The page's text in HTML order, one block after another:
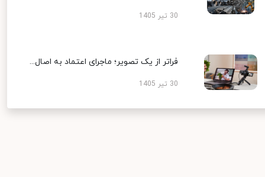
30 تیر 1405
فراتر از یک تصویر؛ ماجرای اعتماد به اصال...
30 تیر 1405